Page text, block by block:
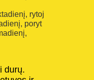
rytoj
poryt
durų.